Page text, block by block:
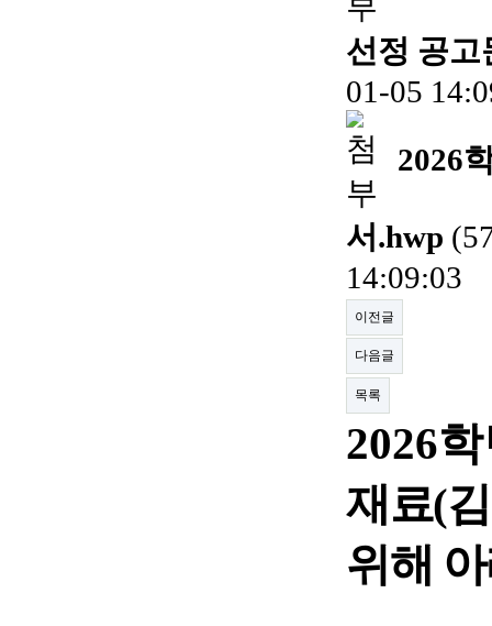
선정 공고
01-05
2026
서.hwp
14:09:03
이전글
다음글
목록
2026
재료(
위해